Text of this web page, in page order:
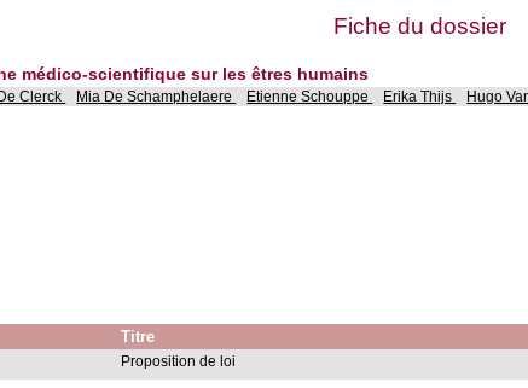
Fiche du dossier
médico-scientifique sur les êtres humains
Clerck Mia De Schamphelaere Etienne Schouppe Erika Thijs Hugo
Titre
Proposition de loi